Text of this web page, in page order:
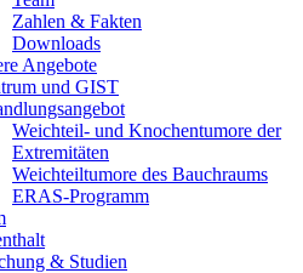
Zahlen & Fakten
Downloads
Angebote
und GIST
Weichteil- und Knochentumore der
Extremitäten
Weichteiltumore des Bauchraums
ERAS-Programm
& Studien